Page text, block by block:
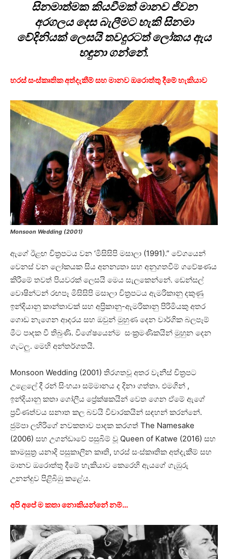
සිනමාත්මක කියවීමක් මානව ජිවන
අරගලය දෙස බැලීමට හැකි සිනමා
වේදිනියක් ලෙසයි තවදුරටත් ලෝකය ඇය
හඳුනා ගන්නේ.
හරස් සංස්කෘතික අත්දැකීම් සහ මානව ඔරොත්තු දීමේ හැකියාව
Monsoon Wedding (2001)
ඇගේ ඊළඟ චිත්‍රපටය වන ‘මිසිසිපි මසාලා (1991).” වේගයෙන්
වෙනස් වන ලෝකයක සිය අනන්‍යතා සහ අනුගතවීම් ගවේෂණය
කිරීමේ තවත් පියවරක් ලෙසයි මෙය සැලකෙන්නේ. ඩෙන්සල්
වොෂින්ටන් රඟපෑ මිසිසිපි මසාලා චිත්‍රපටය ඇමරිකානු දකුණු
ඉන්දියානු කාන්තාවක් සහ අප්‍රිකානු-ඇමරිකානු පිරිමියකු අතර
ගොඩ නැගෙන ආදරය සහ ඔවුන් මුහුණ දෙන වාර්ගික බලපෑම්
මීට පාදක වී තිබුණි. විශේෂයෙන්ම සංක්‍රමණිකයින් මුහුන දෙන
ගැටලු. මෙහි අන්තර්ගතයි.
Monsoon Wedding (2001) තිරගතවූ අතර වැනීස් චිත්‍රපට
උළෙලේ දී රන් සිංහයා සම්මානය ද දිනා ගත්තා. එමගින් ,
ඉන්දියානු කතා ගෝලීය ප්‍රේක්ෂකයින් වෙත ගෙන ඒමේ ඇගේ
ප්‍රවීණත්වය සනාත කල බවයි විචාරකයින් සඳහන් කරන්නේ.
ජුම්පා ලහිරිගේ නවකතාව පාදක කරගත් The Namesake
(2006) සහ උගන්ඩාවේ පසුබිම් වූ Queen of Katwe (2016) සහ
කාමසුත්‍ර යනාදි පසුකාලීන කෘති, හරස් සංස්කෘතික අත්දැකීම් සහ
මානව ඔරොත්තු දීමේ හැකියාව කෙරෙහි ඇයගේ ගැඹුරු
උනන්දුව පිළිබිඹු කළේය.
අපි අපේ ම කතා නොකියන්නේ නම්…